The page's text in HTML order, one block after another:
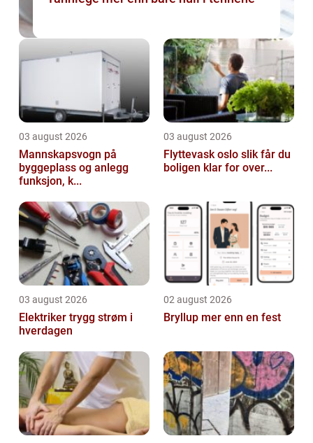
03 august 2026
Mannskapsvogn på
byggeplass og anlegg
funksjon, k...
03 august 2026
Flyttevask oslo slik får du
boligen klar for over...
03 august 2026
Elektriker trygg strøm i
hverdagen
02 august 2026
Bryllup mer enn en fest